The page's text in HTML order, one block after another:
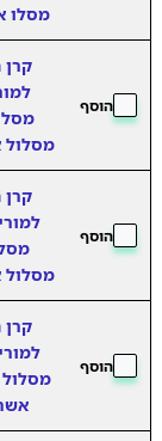
מסלו
הוסף
מסלול
הוסף
מסלול
הוסף
מסלול